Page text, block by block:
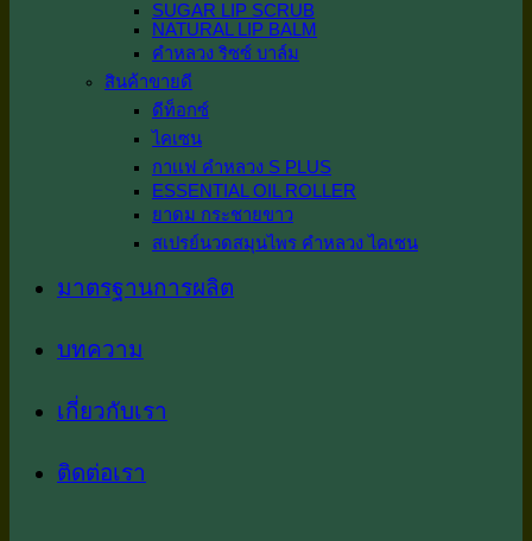
SUGAR LIP SCRUB
NATURAL LIP BALM
คำหลวง ริซซ์ บาล์ม
สินค้าขายดี
ดีท็อกซ์
ไคเซน
กาเเฟ คำหลวง S PLUS
ESSENTIAL OIL ROLLER
ยาดม กระชายขาว
สเปรย์นวดสมุนไพร คำหลวง ไคเซน
มาตรฐานการผลิต
บทความ
เกี่ยวกับเรา
ติดต่อเรา